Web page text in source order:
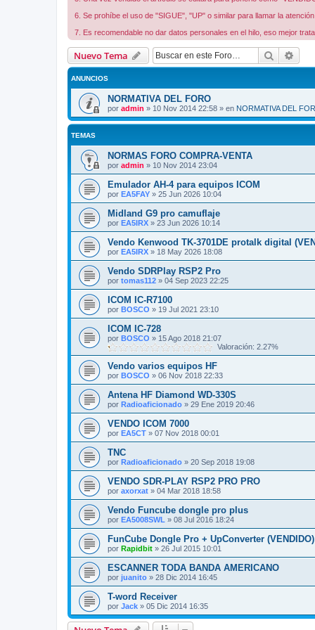
6. Se prohíbe el uso de "SIGUE", "UP" o similar para llamar la
7. Es recomendable no dar datos personales en el hilo, eso mejor
Nuevo Tema Buscar
ANUNCIOS
NORMATIVA DEL FORO
por admin » 10 Nov 2014 22:58 » en NORMATIVA DEL
TEMAS
NORMAS FORO COMPRA-VENTA
por admin » 10 Nov 2014 23:04
Emulador AH-4 para equipos ICOM
por EA5FAY » 25 Jun 2026 10:04
Midland G9 pro camuflaje
por EA5IRX » 23 Jun 2026 10:14
Vendo Kenwood TK-3701DE protalk digital
por EA5IRX » 18 May 2026 18:08
Vendo SDRPlay RSP2 Pro
por tomas112 » 04 Sep 2023 22:25
ICOM IC-R7100
por BOSCO » 19 Jul 2021 23:10
ICOM IC-728
por BOSCO » 15 Ago 2018 21:07
Valoración: 2.27%
Vendo varios equipos HF
por BOSCO » 06 Nov 2018 22:33
Antena HF Diamond WD-330S
por Radioaficionado » 29 Ene 2019 20:46
VENDO ICOM 7000
por EA5CT » 07 Nov 2018 00:01
TNC
por Radioaficionado » 20 Sep 2018 19:08
VENDO SDR-PLAY RSP2 PRO PRO
por axorxat » 04 Mar 2018 18:58
Vendo Funcube dongle pro plus
por EA5008SWL » 08 Jul 2016 18:24
FunCube Dongle Pro + UpConverter (VENDIDO)
por Rapidbit » 26 Jul 2015 10:01
ESCANNER TODA BANDA AMERICANO
por juanito » 28 Dic 2014 16:45
T-word Receiver
por Jack » 05 Dic 2014 16:35